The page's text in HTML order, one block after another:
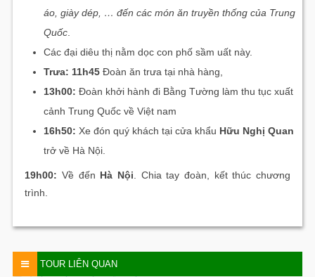
áo, giày dép, … đến các món ăn truyền thống của Trung
Quốc.
Các đại diêu thị nằm dọc con phố sầm uất này.
Trưa: 11h45Đoàn ăn trưa tại nhà hàng,
13h00: Đoàn khởi hành đi Bằng Tường làm thu tục xuất
cảnh Trung Quốc về Việt nam
16h50: Xe đón quý khách tại cửa khẩu Hữu Nghị Quan
trở về Hà Nội.
19h00: Về đến Hà Nội. Chia tay đoàn, kết thúc chương
trình.
TOUR LIÊN QUAN